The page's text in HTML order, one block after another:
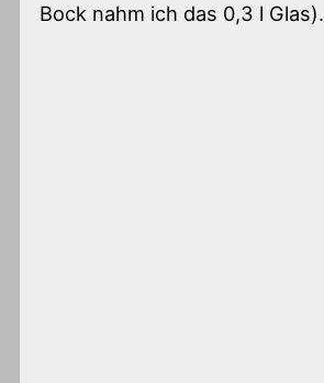
Bock nahm ich das 0,3 l Glas).